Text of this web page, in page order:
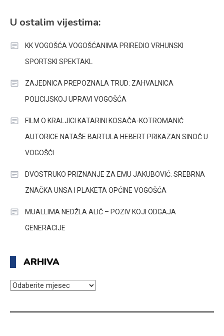
U ostalim vijestima:
KK VOGOŠĆA VOGOŠĆANIMA PRIREDIO VRHUNSKI
SPORTSKI SPEKTAKL
ZAJEDNICA PREPOZNALA TRUD: ZAHVALNICA
POLICIJSKOJ UPRAVI VOGOŠĆA
FILM O KRALJICI KATARINI KOSAČA-KOTROMANIĆ
AUTORICE NATAŠE BARTULA HEBERT PRIKAZAN SINOĆ U
VOGOŠĆI
DVOSTRUKO PRIZNANJE ZA EMU JAKUBOVIĆ: SREBRNA
ZNAČKA UNSA I PLAKETA OPĆINE VOGOŠĆA
MUALLIMA NEDŽLA ALIĆ – POZIV KOJI ODGAJA
GENERACIJE
ARHIVA
ARHIVA